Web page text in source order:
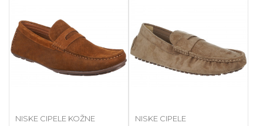
NISKE CIPELE KOŽNE NISKE CIPELE